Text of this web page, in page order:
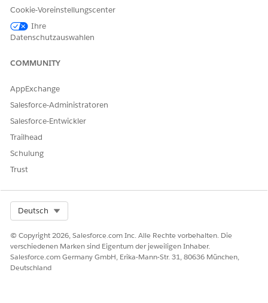
Cookie-Voreinstellungscenter
Ihre
Datenschutzauswahlen
COMMUNITY
AppExchange
Salesforce-Administratoren
Salesforce-Entwickler
Trailhead
Schulung
Trust
Deutsch
© Copyright 2026, Salesforce.com Inc. Alle Rechte vorbehalten. Die
verschiedenen Marken sind Eigentum der jeweiligen Inhaber.
Salesforce.com Germany GmbH, Erika-Mann-Str. 31, 80636 München,
Deutschland